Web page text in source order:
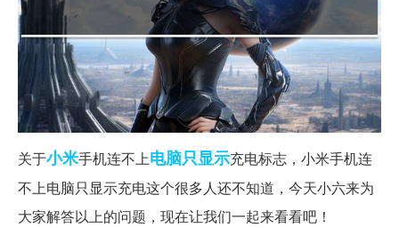
关于小米手机连不上电脑只显示充电标志，小米手机连
不上电脑只显示充电这个很多人还不知道，今天小六来为
大家解答以上的问题，现在让我们一起来看看吧！